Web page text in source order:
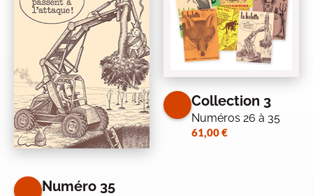
Numéro 35
Collection 3
Numéros 26 à 35
61,00€